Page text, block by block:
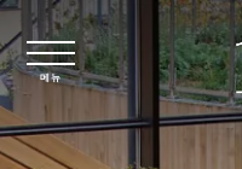
주요 콘텐츠로 건너뛰기
메뉴